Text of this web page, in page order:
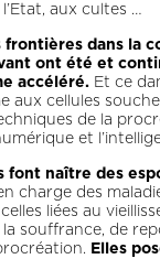
aux cultes …
frontières dans la
ont été et
accéléré. Et ce
aux cellules
de la
et
font naître des
charge des
liées au
souffrance, de
Elles